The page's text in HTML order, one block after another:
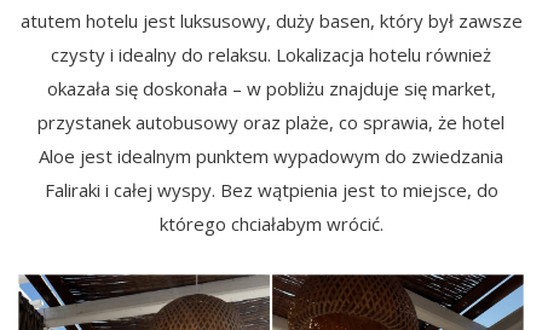
atutem hotelu jest luksusowy, duży basen, który był zawsze
czysty i idealny do relaksu. Lokalizacja hotelu również
okazała się doskonała – w pobliżu znajduje się market,
przystanek autobusowy oraz plaże, co sprawia, że hotel
Aloe jest idealnym punktem wypadowym do zwiedzania
Faliraki i całej wyspy. Bez wątpienia jest to miejsce, do
którego chciałabym wrócić.